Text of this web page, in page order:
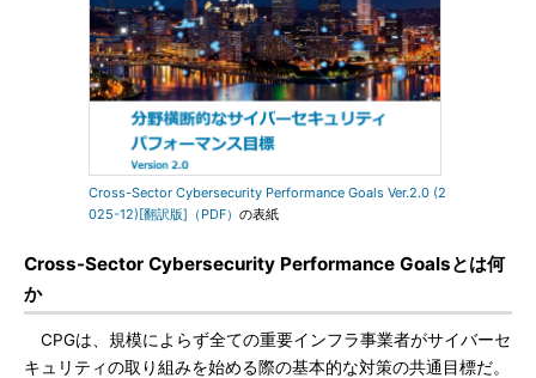
Cross-Sector Cybersecurity Performance Goals Ver.2.0 (2
025-12)[翻訳版]（PDF） の表紙
Cross-Sector Cybersecurity Performance Goalsとは何
か
CPGは、規模によらず全ての重要インフラ事業者がサイバーセ
キュリティの取り組みを始める際の基本的な対策の共通目標だ。